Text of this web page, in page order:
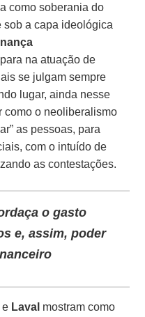
como soberania do
sob a capa ideológica
na atuação de
se julgam sempre
lugar, ainda nesse
como o neoliberalismo
as pessoas, para
com o intuído de
as contestações.
o gasto
e, assim, poder
e Laval mostram como